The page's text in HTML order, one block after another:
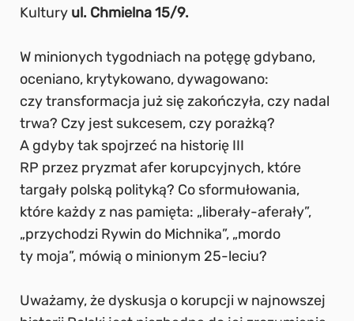
Kultury ul. Chmielna 15/9.
W minionych tygodniach na potęgę gdybano,
oceniano, krytykowano, dywagowano:
czy transformacja już się zakończyła, czy nadal
trwa? Czy jest sukcesem, czy porażką?
A gdyby tak spojrzeć na historię III
RP przez pryzmat afer korupcyjnych, które
targały polską polityką? Co sformułowania,
które każdy z nas pamięta: „liberały-aferały”,
„przychodzi Rywin do Michnika”, „mordo
ty moja”, mówią o minionym 25-leciu?
Uważamy, że dyskusja o korupcji w najnowszej